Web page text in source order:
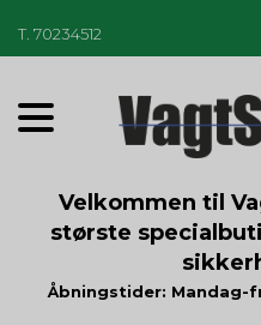
T 70234512
T
o
Velkommen til
største
Åbningstider: Mandag-